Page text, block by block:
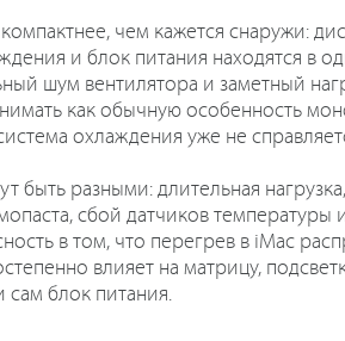
чем кажется снаружи:
и блок питания находятся в
шум вентилятора и заметный
как обычную особенность
охлаждения уже не
быть разными: длительная
сбой датчиков
в том, что перегрев в iMac
влияет на матрицу,
сам блок питания.